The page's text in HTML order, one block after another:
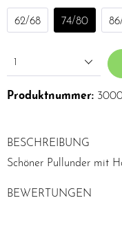
62/68 74/80
1
Produktnummer:
BESCHREIBUNG
Schöner Pullunder mit
BEWERTUNGEN